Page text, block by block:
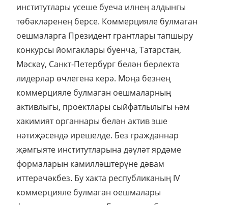
институтлары үсеше буеча илнең алдынгы
төбәкләренең берсе. Коммерцияле булмаган
оешмаларга Президент грантлары тапшыру
конкурсы йомгаклары буенча, Татарстан,
Мәскәү, Санкт-Петербург белән берлектә
лидерлар өчлегенә керә. Моңа безнең
коммерцияле булмаган оешмаларның
активлыгы, проектлары сыйфатлылыгы һәм
хакимият органнары белән актив эше
нәтиҗәсендә ирешелде. Без гражданнар
җәмгыяте институтларына дәүләт ярдәме
формаларын камилләштерүне дәвам
иттерәчәкбез. Бу хакта республиканың IV
коммерцияле булмаган оешмалары